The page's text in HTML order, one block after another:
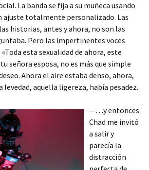
La banda se fija a su muñeca usando
ajuste totalmente personalizado. Las
historias, antes y ahora, no son las
Pero las impertinentes voces
esta sexualidad de ahora, este
señora esposa, no es más que simple
Ahora el aire estaba denso, ahora,
levedad, aquella ligereza, había pesadez.
—…y entonces
Chad me invitó
a salir y
parecía la
distracción